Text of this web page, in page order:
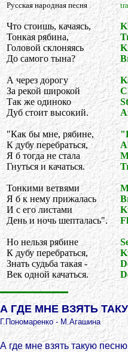
Русская народная песня
Что стоишь, качаясь,
Тонкая рябина,
Головой склоняясь
До самого тына?
А через дорогу
За рекой широкой
Так же одиноко
Дуб стоит высокий.
"Как бы мне, рябине,
К дубу перебраться,
Я б тогда не стала
Гнуться и качаться.
Тонкими ветвями
Я б к нему прижалась
И с его листами
День и ночь шепталась".
Но нельзя рябине
К дубу перебраться,
Знать судьба такая -
Век одной качаться.
А ГДЕ МНЕ ВЗЯТЬ
Г.Пономаренко - М.Агашина
А где мне взять такую